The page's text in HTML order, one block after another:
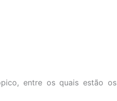
entre os quais estão os